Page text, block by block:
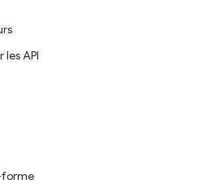
API
forme